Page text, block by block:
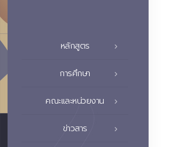
หลักสูตร
การศึกษา
คณะและหน่วยงาน
ข่าวสาร